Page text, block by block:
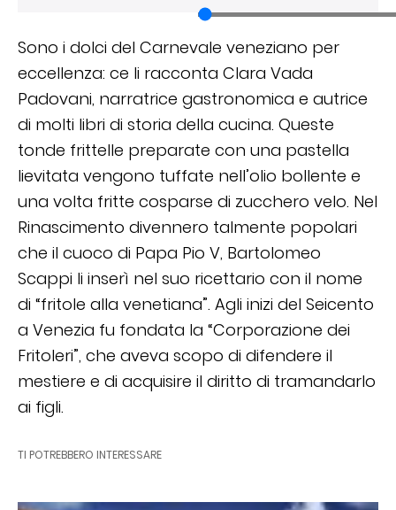
Sono i dolci del Carnevale veneziano per
eccellenza: ce li racconta Clara Vada
Padovani, narratrice gastronomica e autrice
di molti libri di storia della cucina. Queste
tonde frittelle preparate con una pastella
lievitata vengono tuffate nell’olio bollente e
una volta fritte cosparse di zucchero velo. Nel
Rinascimento divennero talmente popolari
che il cuoco di Papa Pio V, Bartolomeo
Scappi li inserì nel suo ricettario con il nome
di “fritole alla venetiana”. Agli inizi del Seicento
a Venezia fu fondata la “Corporazione dei
Fritoleri”, che aveva scopo di difendere il
mestiere e di acquisire il diritto di tramandarlo
ai figli.
TI POTREBBERO INTERESSARE